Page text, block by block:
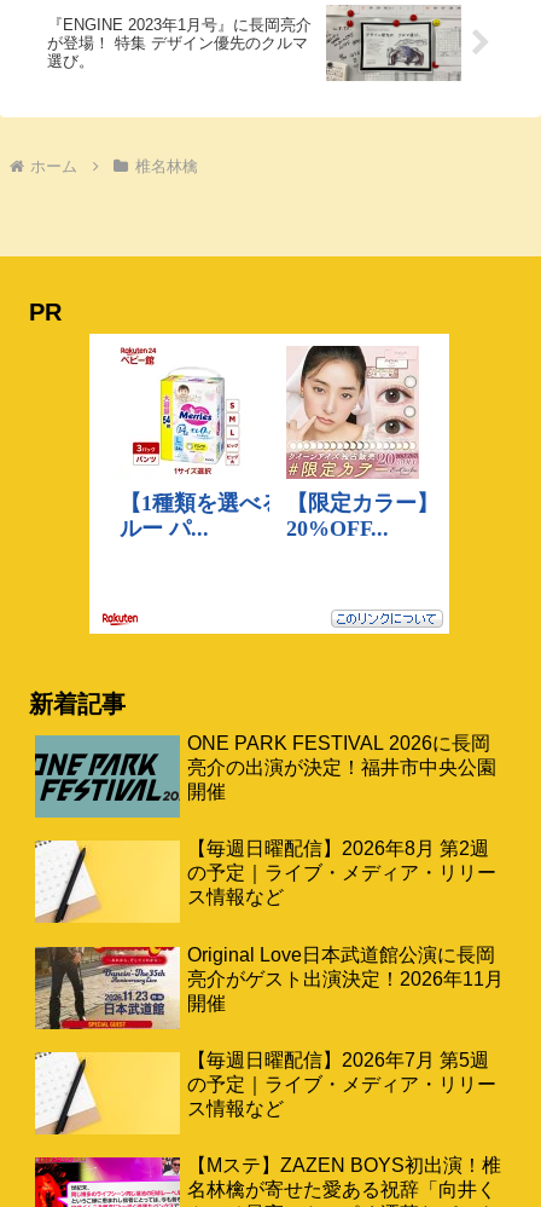
『ENGINE 2023年1月号』に長岡亮介
が登場！ 特集 デザイン優先のクルマ
選び。
ホーム 椎名林檎
PR
新着記事
ONE PARK FESTIVAL 2026に長岡
亮介の出演が決定！福井市中央公園
開催
【毎週日曜配信】2026年8月 第2週
の予定｜ライブ・メディア・リリー
ス情報など
Original Love日本武道館公演に長岡
亮介がゲスト出演決定！2026年11月
開催
【毎週日曜配信】2026年7月 第5週
の予定｜ライブ・メディア・リリー
ス情報など
【Mステ】ZAZEN BOYS初出演！椎
名林檎が寄せた愛ある祝辞「向井く